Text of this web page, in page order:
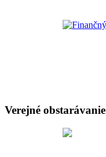
Verejné obstarávanie